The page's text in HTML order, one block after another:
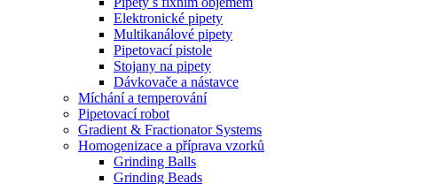
Elektronické pipety
Multikanálové pipety
Pipetovací pistole
Stojany na pipety
Dávkovače a nástavce
Míchání a temperování
Pipetovací robot
Gradient & Fractionator Systems
Homogenizace a příprava vzorků
Grinding Balls
Grinding Beads